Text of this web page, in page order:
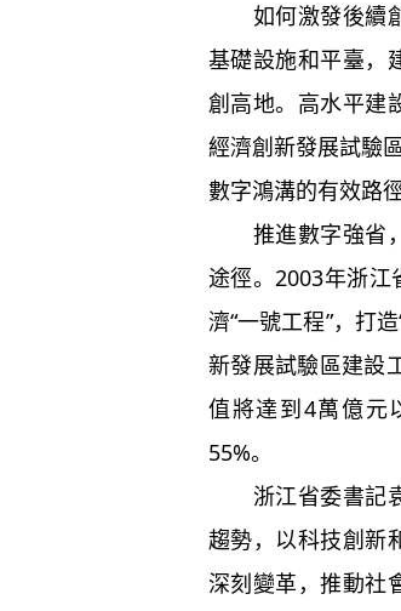
如何激發後續
基礎設施和平臺，
創高地。高水平建
經濟創新發展試驗
數字鴻溝的有效路
推進數字強省
途徑。2003年浙江
濟“一號工程”，打
新發展試驗區建設
值將達到4萬億元
55%。
浙江省委書記
趨勢，以科技創新
深刻變革，推動社